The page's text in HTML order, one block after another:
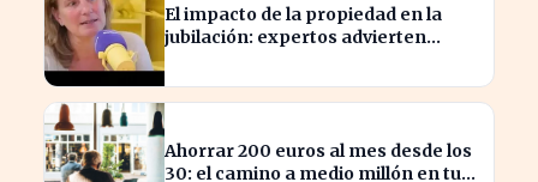
El impacto de la propiedad en la
jubilación: expertos advierten
Ahorrar 200 euros al mes desde los
30: el camino a medio millón en tu